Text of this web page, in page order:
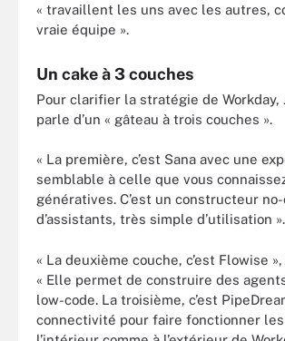
« travaillent les uns avec les autres,
vraie équipe ».
Un cake à 3 couches
Pour clarifier la stratégie de Workday,
parle d’un « gâteau à trois couches ».
« La première, c’est Sana avec une
semblable à celle que vous
génératives. C’est un constructeur
d’assistants, très simple d’utilisation ».
« La deuxième couche, c’est Flowise
« Elle permet de construire des
low-code. La troisième, c’est
connectivité pour faire fonctionner